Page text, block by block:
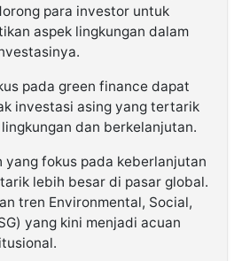
para investor untuk
aspek lingkungan dalam
pada green finance dapat
investasi asing yang tertarik
dan berkelanjutan.
yang fokus pada keberlanjutan
lebih besar di pasar global.
tren Environmental, Social,
yang kini menjadi acuan